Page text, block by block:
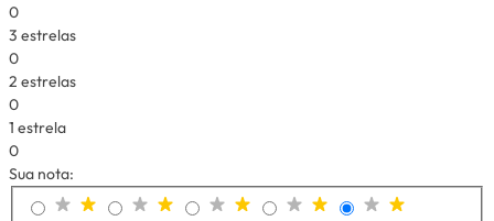
0
3 estrelas
0
2 estrelas
0
1 estrela
0
Sua nota: